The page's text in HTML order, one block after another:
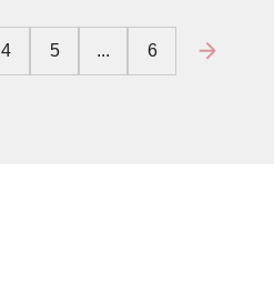
4 5 ... 6